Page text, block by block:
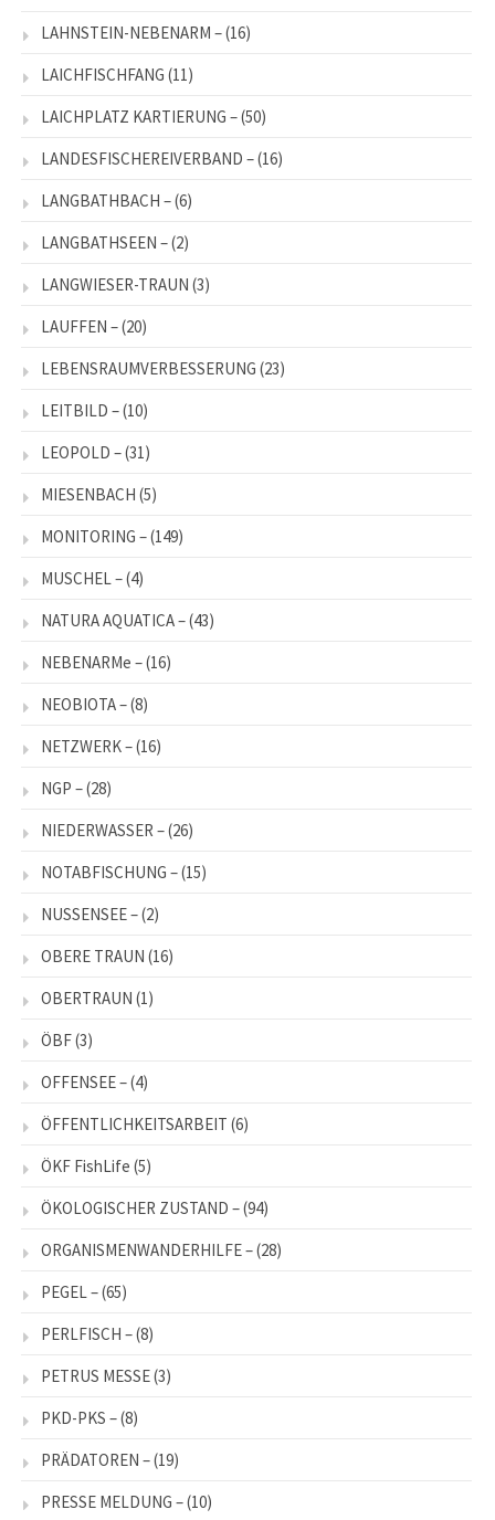
LAHNSTEIN-NEBENARM –(16)
LAICHFISCHFANG (11)
LAICHPLATZ KARTIERUNG –(50)
LANDESFISCHEREIVERBAND –(16)
LANGBATHBACH –(6)
LANGBATHSEEN –(2)
LANGWIESER-TRAUN (3)
LAUFFEN –(20)
LEBENSRAUMVERBESSERUNG (23)
LEITBILD –(10)
LEOPOLD –(31)
MIESENBACH (5)
MONITORING –(149)
MUSCHEL –(4)
NATURA AQUATICA –(43)
NEBENARMe –(16)
NEOBIOTA –(8)
NETZWERK –(16)
NGP –(28)
NIEDERWASSER –(26)
NOTABFISCHUNG –(15)
NUSSENSEE –(2)
OBERE TRAUN (16)
OBERTRAUN (1)
ÖBF(3)
OFFENSEE –(4)
ÖFFENTLICHKEITSARBEIT (6)
ÖKF FishLife (5)
ÖKOLOGISCHER ZUSTAND –(94)
ORGANISMENWANDERHILFE –(28)
PEGEL –(65)
PERLFISCH –(8)
PETRUS MESSE(3)
PKD-PKS –(8)
PRÄDATOREN –(19)
PRESSE MELDUNG –(10)